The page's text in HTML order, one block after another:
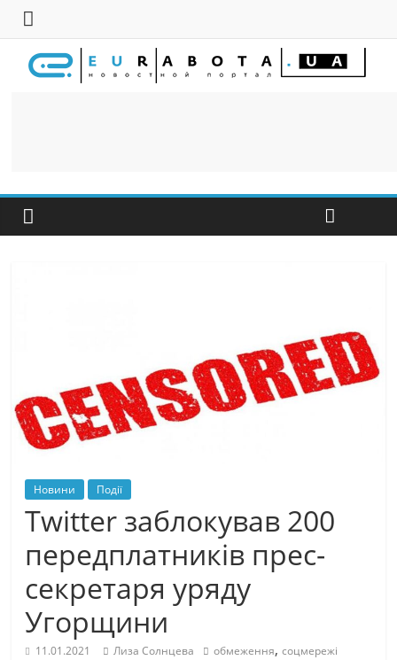
Новини Події
Twitter заблокував 200
передплатників прес-
секретаря уряду
Угорщини
11.01.2021 Лиза Солнцева обмеження,соцмережі